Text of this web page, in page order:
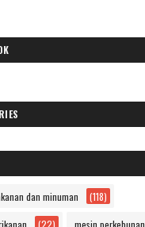
dan minuman (118)
(22) mesin perkebunan